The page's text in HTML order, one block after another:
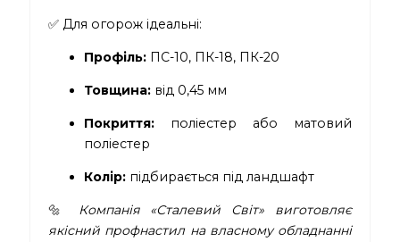
✅ Для огорож ідеальні:
Профіль: ПС-10, ПК-18, ПК-20
Товщина: від 0,45 мм
Покриття: поліестер або матовий
поліестер
Колір: підбирається під ландшафт
🔩 Компанія «Сталевий Світ» виготовляє
якісний профнастил на власному обладнанні